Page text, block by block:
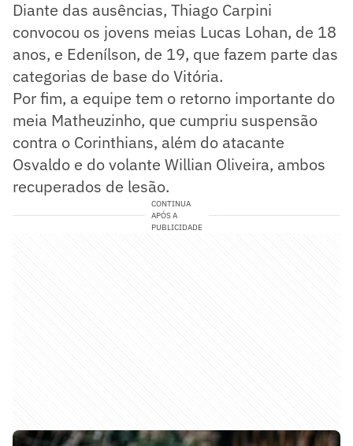
Diante das ausências, Thiago Carpini
convocou os jovens meias Lucas Lohan, de 18
anos, e Edenílson, de 19, que fazem parte das
categorias de base do Vitória.
Por fim, a equipe tem o retorno importante do
meia Matheuzinho, que cumpriu suspensão
contra o Corinthians, além do atacante
Osvaldo e do volante Willian Oliveira, ambos
recuperados de lesão.
CONTINUA
APÓS A
PUBLICIDADE